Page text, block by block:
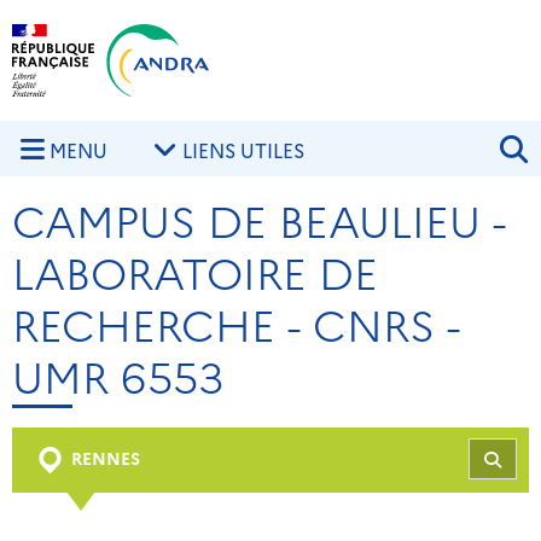
Aller au contenu principal
MENU LIENS UTILES
CAMPUS DE BEAULIEU -
LABORATOIRE DE
RECHERCHE - CNRS -
UMR 6553
RENNES